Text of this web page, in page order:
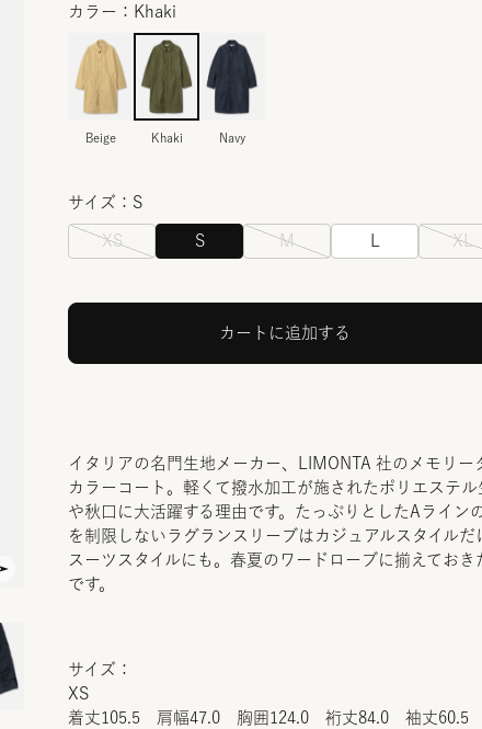
カラー：Khaki
Beige Khaki Navy
サイズ：S
XS S M XL
カートに追加する
イタリアの名門生地メーカー、LIMONTA 社のメモリー
カラーコート。軽くて撥水加工が施されたポリエステ
や秋口に大活躍する理由です。たっぷりとしたAライン
を制限しないラグランスリーブはカジュアルスタイル
スーツスタイルにも。春夏のワードローブに揃えてお
です。
サイズ：
XS
着丈105.5 肩幅47.0 胸囲124.0 裄丈84.0 袖丈60.5